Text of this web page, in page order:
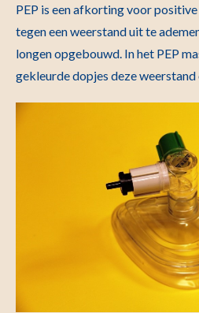
PEP is een afkorting voor
tegen een weerstand uit te
longen opgebouwd. In het PEP
gekleurde dopjes deze